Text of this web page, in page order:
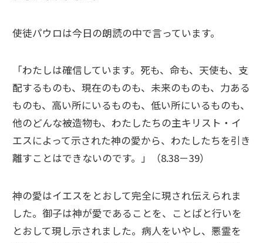
使徒パウロは今日の朗読の中で言っています。
「わたしは確信しています。死も、命も、天使も、支
配するものも、現在のものも、未来のものも、力ある
ものも、高い所にいるものも、低い所にいるものも、
他のどんな被造物も、わたしたちの主キリスト・イ
エスによって示された神の愛から、わたしたちを引き
離すことはできないのです。」（8.38－39）
神の愛はイエスをとおして完全に現され伝えられま
した。御子は神が愛であることを、ことばと行いを
とおして現し示されました。病人をいやし、悪霊を